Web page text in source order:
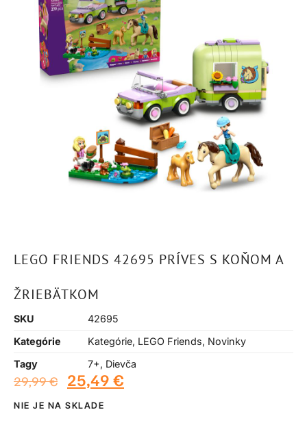
LEGO FRIENDS 42695 PRÍVES S KOŇOM A
ŽRIEBÄTKOM
SKU
42695
Kategórie
Kategórie, LEGO Friends, Novinky
Tagy
7+, Dievča
29,99€ 25,49 €
NIE JE NA SKLADE